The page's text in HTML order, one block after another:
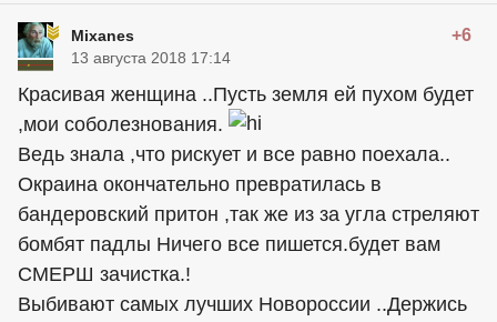
Mixanes +6
13 августа 2018 17:14
Красивая женщина ..Пусть земля ей пухом будет
,мои соболезнования.
Ведь знала ,что рискует и все равно поехала..
Окраина окончательно превратилась в
бандеровский притон ,так же из за угла стреляют
бомбят падлы Ничего все пишется.будет вам
СМЕРШ зачистка.!
Выбивают самых лучших Новороссии ..Держись